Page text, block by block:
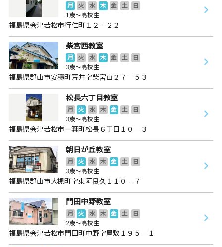
月 火 水 木 金 土
日
1歳～高校生
福島県会津若松市行仁町１２－２２
柴宮西教室
月 火 水 木 金 土
日
3歳～高校生
福島県郡山市安積町荒井字柴宮山２７－５３
松長六丁目教室
月 火 水 木 金 土
日
3歳～高校生
福島県会津若松市一箕町松長６丁目１０－３
朝日が丘教室
月 火 水 木 金 土
日
3歳～高校生
福島県郡山市大槻町字東阿良久１１０－７
門田中野教室
月 火 水 木 金 土
日
2歳～高校生
福島県会津若松市門田町中野字屋敷１９５－１